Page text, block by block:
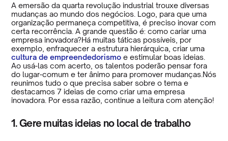
A emersão da quarta revolução industrial trouxe diversas
mudanças ao mundo dos negócios. Logo, para que uma
organização permaneça competitiva, é preciso inovar com
certa recorrência. A grande questão é: como cariar uma
empresa inovadora?Há muitas táticas possíveis, por
exemplo, enfraquecer a estrutura hierárquica, criar uma
cultura de empreendedorismo e estimular boas ideias.
Ao usá-las com acerto, os talentos poderão pensar fora
do lugar-comum e ter ânimo para promover mudanças.Nós
reunimos tudo o que precisa saber sobre o tema e
destacamos 7 ideias de como criar uma empresa
inovadora. Por essa razão, continue a leitura com atenção!
1. Gere muitas ideias no local de trabalho